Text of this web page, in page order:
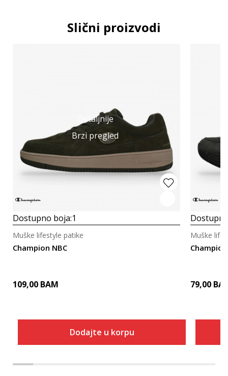
Slični proizvodi
Detaljnije
Brzi pregled
Dostupno boja:1
Champion NBC
Muške lifestyle patike
109,00 BAM
Dodajte u korpu
Muške
79,00